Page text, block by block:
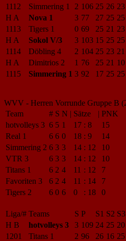
1112
Simmering 1 2 106 25 26 23
H A
Nova 1 3 77 27 25 25
1113
Tigers 1 0 69 25 21 23
H A
Sokol V/3 3 103 15 25 25
1114
Döbling 4 2 104 25 23 21
H A
Dimitrios 2 1 76 25 21 10
1115
Simmering 1 3 92 17 25 25
WVV - Herren Vorrunde Gruppe B
Team
# S N | Sätze | PNK
hotvolleys 3 6 5 1 17 : 8
15
Real 1
6 6 0 18 : 9
14
Simmering 2 6 3 3 14 : 12
10
VTR 3
6 3 3 14 : 12
10
Titans 1
6 2 4 11 : 12
7
Favoriten 3
6 2 4 11 : 14
7
Tigers 2
6 0 6 0 : 18 0
Liga/# Teams S P S1 S2 S3
H B
hotvolleys 3 3 109 24 25 20
1201
Titans 1 2 96 26 16 25